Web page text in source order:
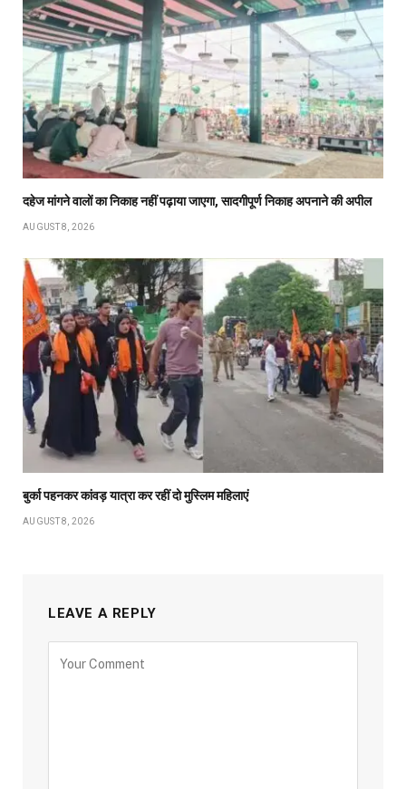
दहेज मांगने वालों का निकाह नहीं पढ़ाया जाएगा, सादगीपूर्ण निकाह अपनाने की अपील
AUGUST 8, 2026
बुर्का पहनकर कांवड़ यात्रा कर रहीं दो मुस्लिम महिलाएं
AUGUST 8, 2026
LEAVE A REPLY